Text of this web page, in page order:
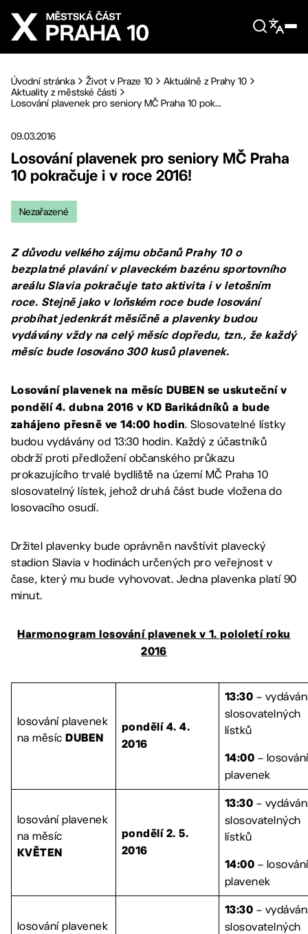
Přejít na hlavní obsah
Úvodní stránka Život v Praze 10
Aktuálně z Prahy 10
Aktuality z městské části
Losování plavenek pro seniory MČ Praha 10 pok...
09.03.2016
Losování plavenek pro seniory MČ Praha
10 pokračuje i v roce 2016!
Nezařazené
Z důvodu velkého zájmu občanů Prahy 10 o
bezplatné plavání v plaveckém bazénu sportovního
areálu Slavia pokračuje tato aktivita i v letošním
roce. Stejně jako v loňském roce bude losování
probíhat jedenkrát měsíčně a plavenky budou
vydávány vždy na celý měsíc dopředu, tzn., že každý
měsíc bude losováno 300 kusů plavenek.
Losování plavenek na měsíc DUBEN se uskuteční v
pondělí 4. dubna 2016 v KD Barikádníků a bude
zahájeno přesně ve 14:00 hodin. Slosovatelné lístky
budou vydávány od 13:30 hodin. Každý z účastníků
obdrží proti předložení občanského průkazu
prokazujícího trvalé bydliště na území MČ Praha 10
slosovatelný lístek, jehož druhá část bude vložena do
losovacího osudí.
Držitel plavenky bude oprávněn navštívit plavecký
stadion Slavia v hodinách určených pro veřejnost v
čase, který mu bude vyhovovat. Jedna plavenka platí 90
minut.
Harmonogram losování plavenek v 1. pololetí roku
2016
losování plavenek
na měsícDUBEN
pondělí 4. 4.
2016
13:30 –
slosovatelných
lístků
14:00 – losování
plavenek
losování plavenek
na měsíc
KVĚTEN
pondělí 2. 5.
2016
13:30 –
slosovatelných
lístků
14:00 – losování
plavenek
losování plavenek
13:30 –
slosovatelných